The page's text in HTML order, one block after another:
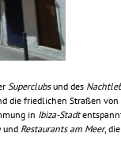
Superclubsund des
die friedlichen Straßen von
in Ibiza-Stadt
und Restaurants am Meer, die